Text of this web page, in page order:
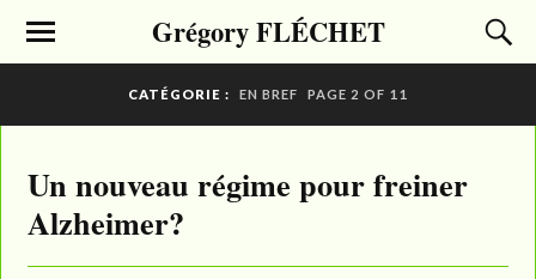
Grégory FLÉCHET
CATÉGORIE : EN BREF PAGE 2 OF 11
Un nouveau régime pour freiner
Alzheimer?